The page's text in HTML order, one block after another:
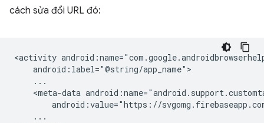
cách sửa đổi URL đó:
<activity
<meta-data
android:value="https://
...